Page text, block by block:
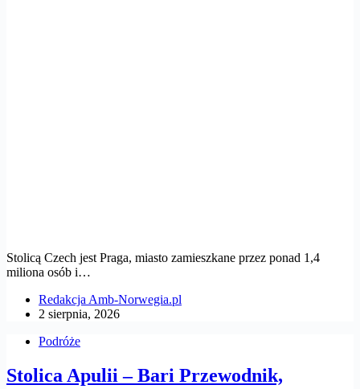
Stolicą Czech jest Praga, miasto zamieszkane przez ponad 1,4
miliona osób i…
Redakcja Amb-Norwegia.pl
2 sierpnia, 2026
Podróże
Stolica Apulii – Bari Przewodnik,